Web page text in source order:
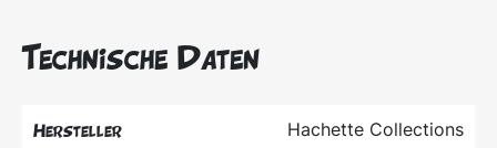
Technische Daten
Hersteller Hachette Collections